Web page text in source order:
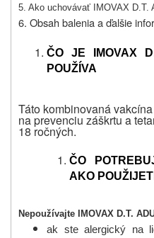
5. Ako uchovávať IMOVAX D.T.
6. Obsah balenia a ďalšie
ČO JE IMOVAX
POUŽÍVA
Táto kombinovaná
na prevenciu záškrtu a
18 ročných.
ČO
AKO
Nepoužívajte IMOVAX D.T.
ak ste alergický na